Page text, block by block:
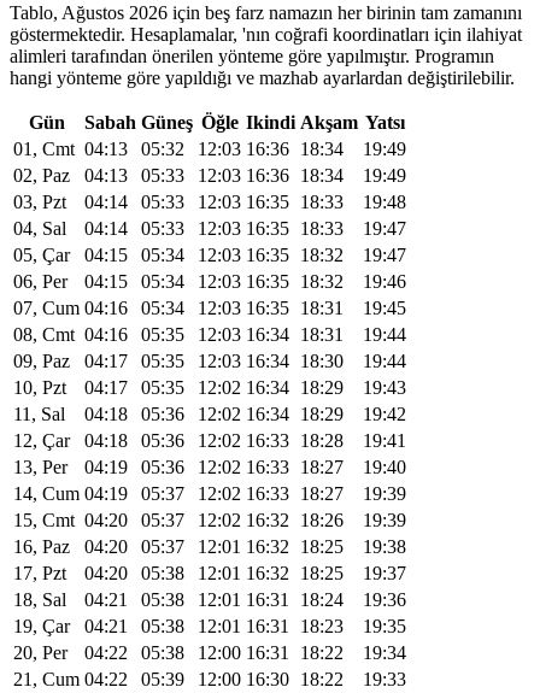
Tablo, Ağustos 2026 için beş farz namazın her birinin tam zamanını
göstermektedir. Hesaplamalar, 'nın coğrafi koordinatları için ilahiyat
alimleri tarafından önerilen yönteme göre yapılmıştır. Programın
hangi yönteme göre yapıldığı ve mazhab ayarlardan değiştirilebilir.
Gün Sabah Güneş Öğle Ikindi Akşam Yatsı
01, Cmt 04:13 05:32 12:03 16:36 18:34
19:49
02, Paz
04:13 05:33 12:03 16:36 18:34
19:49
03, Pzt
04:14 05:33 12:03 16:35 18:33
19:48
04, Sal
04:14 05:33 12:03 16:35 18:33
19:47
05, Çar
04:15 05:34 12:03 16:35 18:32
19:47
06, Per
04:15 05:34 12:03 16:35 18:32
19:46
07, Cum 04:16 05:34 12:03 16:35 18:31
19:45
08, Cmt 04:16 05:35 12:03 16:34 18:31
19:44
09, Paz
04:17 05:35 12:03 16:34 18:30
19:44
10, Pzt
04:17 05:35 12:02 16:34 18:29
19:43
11, Sal
04:18 05:36 12:02 16:34 18:29
19:42
12, Çar
04:18 05:36 12:02 16:33 18:28
19:41
13, Per
04:19 05:36 12:02 16:33 18:27
19:40
14, Cum 04:19 05:37 12:02 16:33 18:27
19:39
15, Cmt 04:20 05:37 12:02 16:32 18:26
19:39
16, Paz
04:20 05:37 12:01 16:32 18:25
19:38
17, Pzt
04:20 05:38 12:01 16:32 18:25
19:37
18, Sal
04:21 05:38 12:01 16:31 18:24
19:36
19, Çar
04:21 05:38 12:01 16:31 18:23
19:35
20, Per
04:22 05:38 12:00 16:31 18:22
19:34
21, Cum 04:22 05:39 12:00 16:30 18:22 19:33